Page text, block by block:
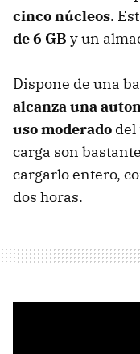
cinco núcleos.
de 6 GB y un
Dispone de una
alcanza una
uso moderado del
carga son
cargarlo entero,
dos horas.